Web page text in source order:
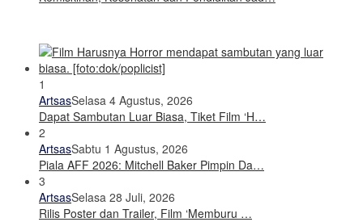
1
ArtsasSelasa 4 Agustus, 2026
Dapat Sambutan Luar Biasa, Tiket Film ‘H…
2
ArtsasSabtu 1 Agustus, 2026
Piala AFF 2026: Mitchell Baker Pimpin Da…
3
ArtsasSelasa 28 Juli, 2026
Rilis Poster dan Trailer, Film ‘Memburu …